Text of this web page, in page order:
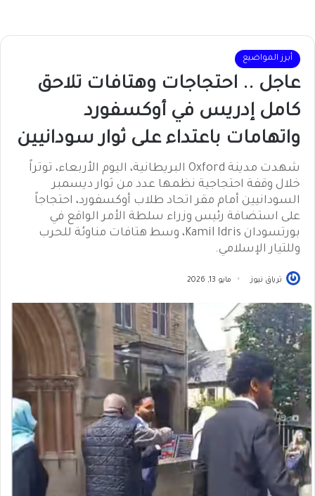
أبرز المواضيع
عاجل .. احتجاجات وهتافات تلاحق
كامل إدريس في أوكسفورد
واتهامات باعتداء على ثوار سودانيين
شهدت مدينة Oxford البريطانية، اليوم الأربعاء، توتراً
خلال وقفة احتجاجية نظمها عدد من ثوار ديسمبر
السودانيين أمام مقر اتحاد طلاب أوكسفورد، احتجاجاً
على استضافة رئيس وزراء سلطة الأمر الواقع في
بورتسودان Kamil Idris، وسط هتافات مناوئة للحرب
وللتيار الإسلامي.
ترياق نيوز مايو 13, 2026